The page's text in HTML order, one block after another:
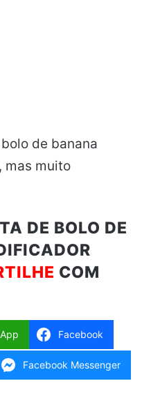
de banana
mas muito
DE BOLO DE
COM
Facebook
Facebook Messenger